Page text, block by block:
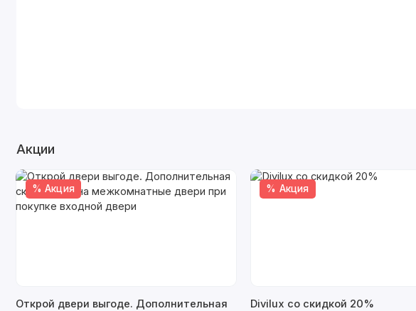
Акции
% Акция
Открой двери выгоде. Дополнительная
% Акция
Divilux со скидкой 20%